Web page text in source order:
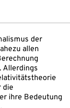
der
allen
Allerdings
die
ihre Bedeutung